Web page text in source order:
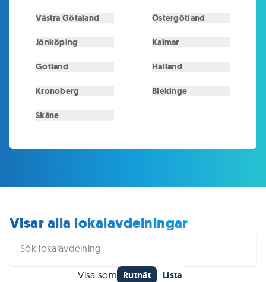
Västra Götaland Östergötland
Jönköping Kalmar
Gotland Halland
Kronoberg Blekinge
Skåne
Visar alla lokalavdelningar
Visa som Rutnät
Lista